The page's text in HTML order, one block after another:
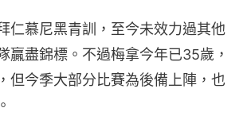
仁慕尼黑青訓，至今未效力過其他
贏盡錦標。不過梅拿今年已35歲，
但今季大部分比賽為後備上陣，也